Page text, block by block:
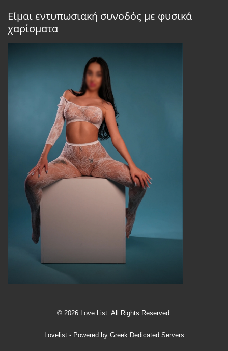
Είμαι εντυπωσιακή συνοδός με φυσικά
χαρίσματα
© 2026 Love List. All Rights Reserved.
Lovelist- Powered by Greek Dedicated Servers